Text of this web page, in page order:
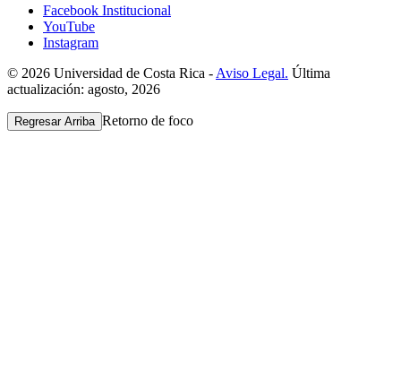
Facebook Institucional
YouTube
Instagram
© 2026 Universidad de Costa Rica - Aviso Legal. Última
actualización: agosto, 2026
Regresar Arriba Retorno de foco